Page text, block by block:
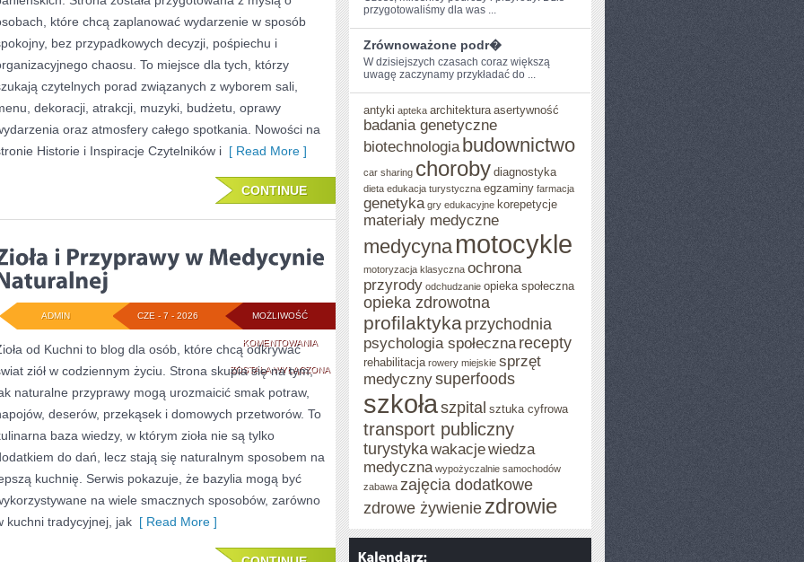
które chcą zaplanować wydarzenie w sposób
bez przypadkowych decyzji, pośpiechu i
chaosu. To miejsce dla tych, którzy
czytelnych porad związanych z wyborem sali,
dekoracji, atrakcji, muzyki, budżetu, oprawy
oraz atmosfery całego spotkania. Nowości na
Historie i Inspiracje Czytelników i [ Read More ]
CONTINUE
MOŻLIWOŚĆ
KOMENTOWANIAZIOŁA
I
PRZYPRAWY
MEDYCYNIE
NATURALNEJ
ZOSTAŁA WYŁĄCZONA
CZE - 7 - 2026
ADMIN
od Kuchni to blog dla osób, które chcą odkrywać
ziół w codziennym życiu. Strona skupia się na tym,
naturalne przyprawy mogą urozmaicić smak potraw,
deserów, przekąsek i domowych przetworów. To
baza wiedzy, w którym zioła nie są tylko
do dań, lecz stają się naturalnym sposobem na
kuchnię. Serwis pokazuje, że bazylia mogą być
na wiele smacznych sposobów, zarówno
kuchni tradycyjnej, jak [ Read More ]
przygotowaliśmy dla was ...
Zrównoważone podr�
W dzisiejszych ‍czasach coraz większą
uwagę zaczynamy przykładać ‌do ...
antyki apteka architektura asertywność
badania genetyczne
biotechnologia budownictwo
car sharing choroby diagnostyka
dieta edukacja turystyczna egzaminy farmacja
genetyka gry edukacyjne korepetycje
materiały medyczne
medycyna motocykle
motoryzacja klasyczna ochrona
przyrody odchudzanie opieka społeczna
opieka zdrowotna
profilaktyka przychodnia
psychologia społeczna recepty
rehabilitacja rowery miejskie sprzęt
medycznysuperfoods
szkołaszpital sztuka cyfrowa
transport publiczny
turystykawakacjewiedza
medyczna wypożyczalnie samochodów
zabawa zajęcia dodatkowe
zdrowe żywienie zdrowie